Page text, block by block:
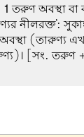
1 তরুণ অবস্থা
নীলরক্ত':
অবস্থা (তারুণ্য
[সং. তরুণ